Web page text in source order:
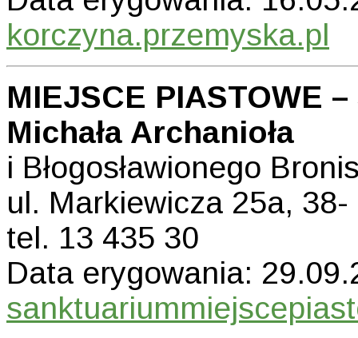
korczyna.przemyska.pl
MIEJSCE PIASTOWE
Michała Archanioła
i Błogosławionego
ul. Markiewicza 25a,
tel. 13 435 30
Data erygowania: